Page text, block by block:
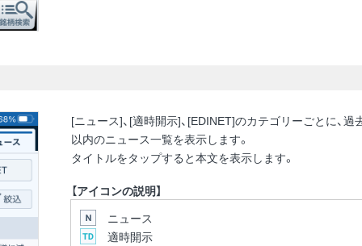
[ニュース]、[適時開示]、[EDINET]のカテゴリーごとに、過
以内のニュース一覧を表示します。
タイトルをタップすると本文を表示します。
【アイコンの説明】
ニュース
適時開示